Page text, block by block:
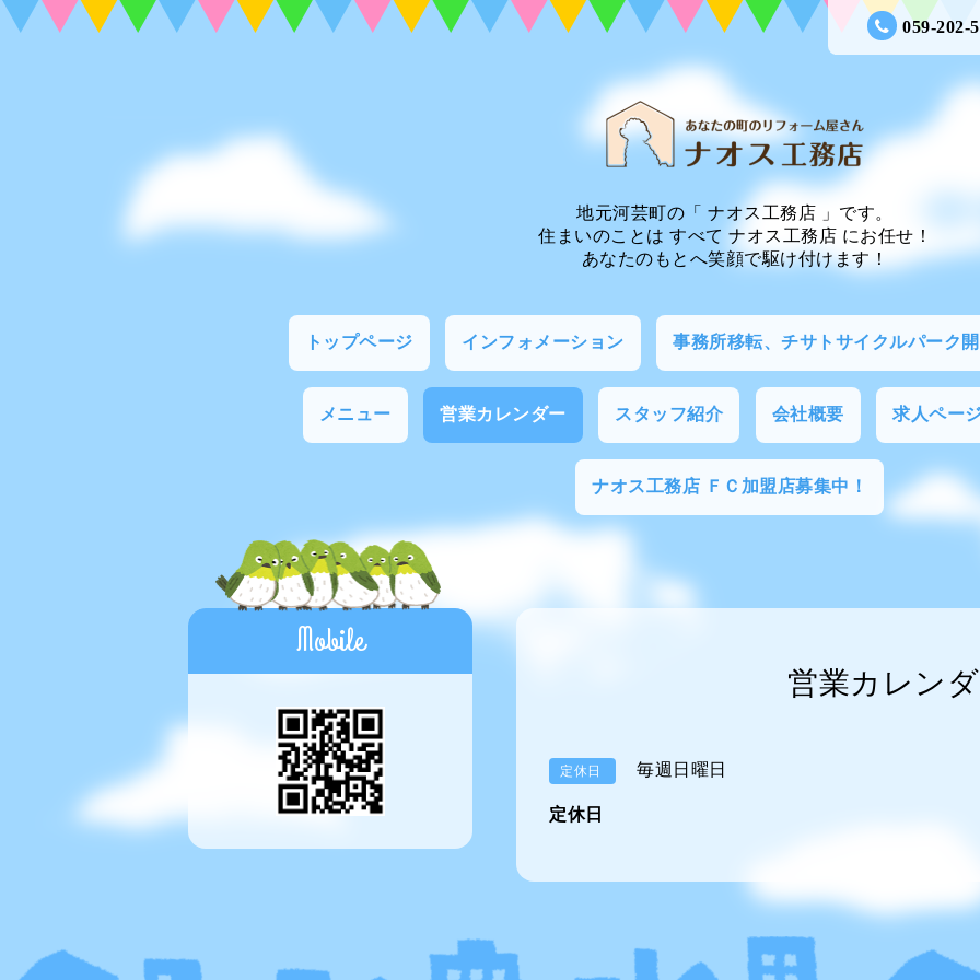
059-202-
地元河芸町の「 ナオス工務店 」です。
住まいのことは すべて ナオス工務店 にお任せ！
あなたのもとへ笑顔で駆け付けます！
トップページ インフォメーション 事務所移転、チサトサイクルパーク
メニュー 営業カレンダー スタッフ紹介 会社概要 求人ペー
ナオス工務店 ＦＣ加盟店募集中！
営業カレン
定休日 毎週日曜日
定休日
Mobile